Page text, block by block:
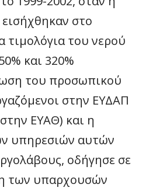
στο
τιμολόγια του νερού
και 320%
του προσωπικού
στην ΕΥΔΑΠ
ΕΥΑΘ) και η
υπηρεσιών αυτών
οδήγησε σε
των υπαρχουσών